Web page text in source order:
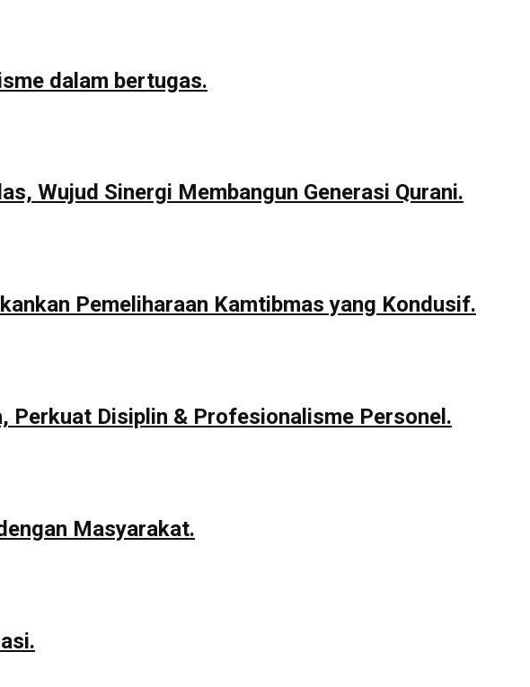
dalam bertugas.
Wujud Sinergi Membangun Generasi Qurani.
Pemeliharaan Kamtibmas yang Kondusif.
Perkuat Disiplin & Profesionalisme Personel.
Masyarakat.